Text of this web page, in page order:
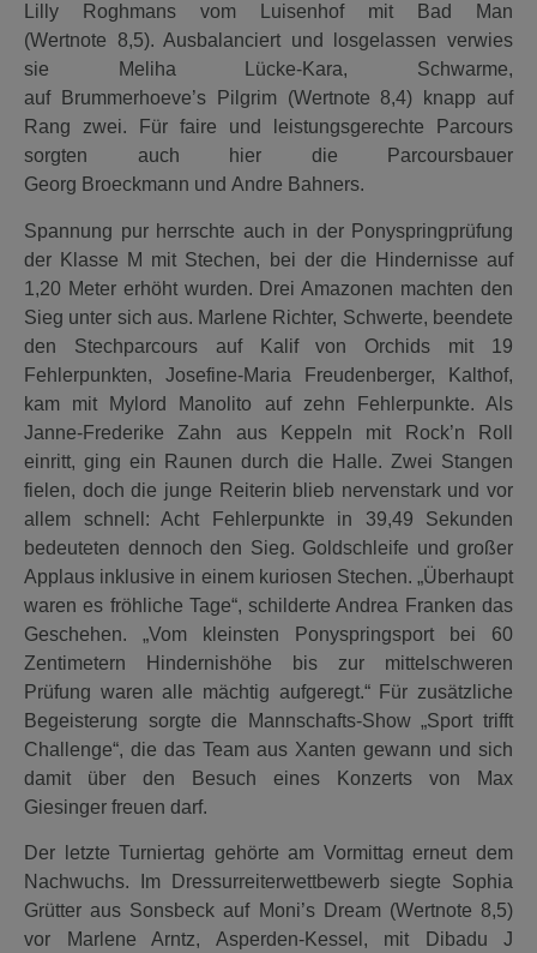
Lilly Roghmans vom Luisenhof mit Bad Man
(Wertnote 8,5). Ausbalanciert und losgelassen verwies
sie Meliha Lücke-Kara, Schwarme,
auf Brummerhoeve’s Pilgrim (Wertnote 8,4) knapp auf
Rang zwei. Für faire und leistungsgerechte Parcours
sorgten auch hier die Parcoursbauer
Georg Broeckmann und Andre Bahners.
Spannung pur herrschte auch in der Ponyspringprüfung
der Klasse M mit Stechen, bei der die Hindernisse auf
1,20 Meter erhöht wurden. Drei Amazonen machten den
Sieg unter sich aus. Marlene Richter, Schwerte, beendete
den Stechparcours auf Kalif von Orchids mit 19
Fehlerpunkten, Josefine-Maria Freudenberger, Kalthof,
kam mit Mylord Manolito auf zehn Fehlerpunkte. Als
Janne-Frederike Zahn aus Keppeln mit Rock’n Roll
einritt, ging ein Raunen durch die Halle. Zwei Stangen
fielen, doch die junge Reiterin blieb nervenstark und vor
allem schnell: Acht Fehlerpunkte in 39,49 Sekunden
bedeuteten dennoch den Sieg. Goldschleife und großer
Applaus inklusive in einem kuriosen Stechen. „Überhaupt
waren es fröhliche Tage“, schilderte Andrea Franken das
Geschehen. „Vom kleinsten Ponyspringsport bei 60
Zentimetern Hindernishöhe bis zur mittelschweren
Prüfung waren alle mächtig aufgeregt.“ Für zusätzliche
Begeisterung sorgte die Mannschafts-Show „Sport trifft
Challenge“, die das Team aus Xanten gewann und sich
damit über den Besuch eines Konzerts von Max
Giesinger freuen darf.
Der letzte Turniertag gehörte am Vormittag erneut dem
Nachwuchs. Im Dressurreiterwettbewerb siegte Sophia
Grütter aus Sonsbeck auf Moni’s Dream (Wertnote 8,5)
vor Marlene Arntz, Asperden-Kessel, mit Dibadu J